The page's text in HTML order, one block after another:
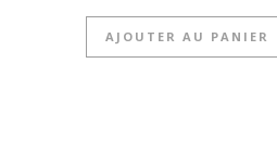
AJOUTER AU PANIER